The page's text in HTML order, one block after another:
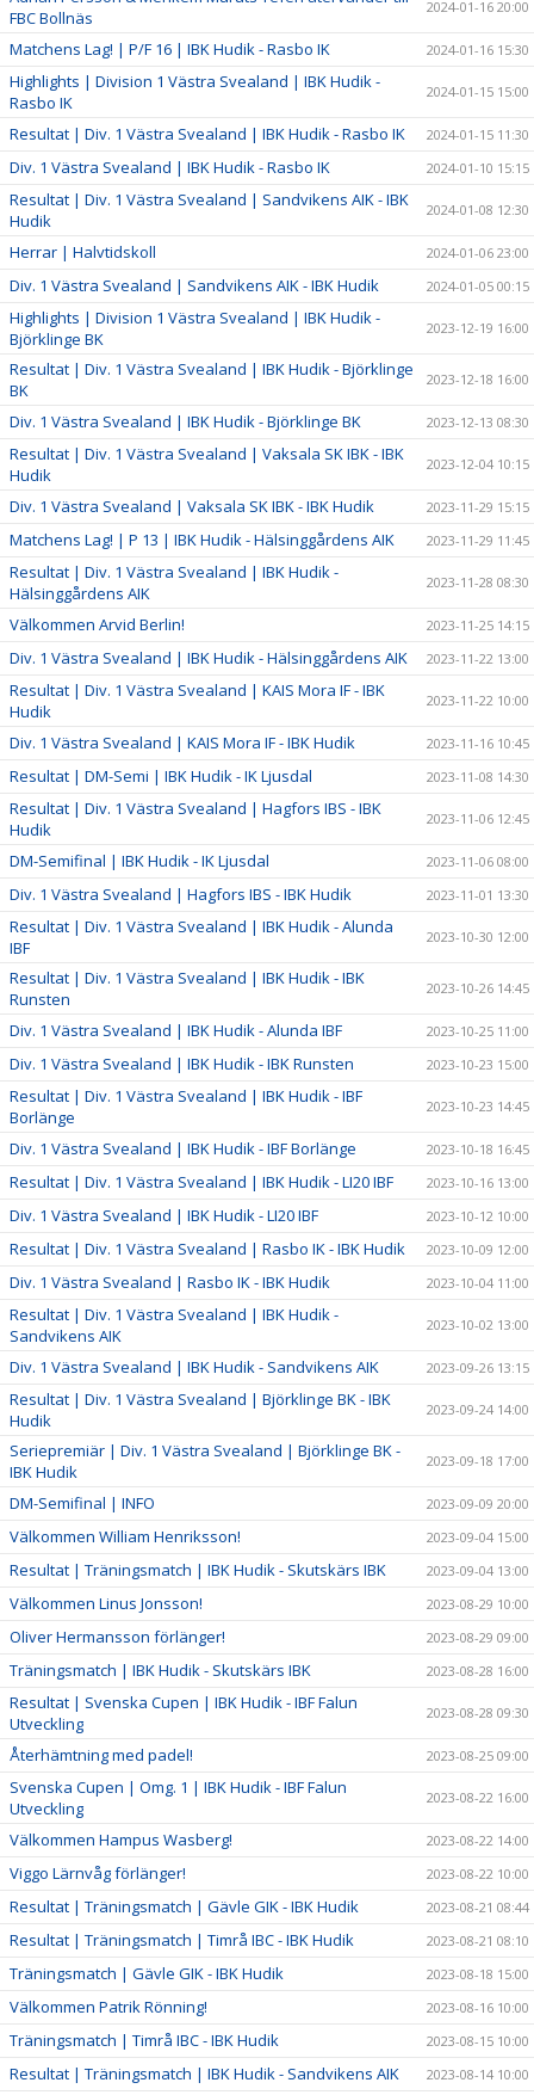
FBC Bollnäs
2024-01-16 20:00
Matchens Lag! | P/F 16 | IBK Hudik - Rasbo IK 2024-01-16 15:30
Highlights | Division 1 Västra Svealand | IBK Hudik -
Rasbo IK
2024-01-15 15:00
Resultat | Div. 1 Västra Svealand | IBK Hudik - Rasbo IK 2024-01-15 11:30
Div. 1 Västra Svealand | IBK Hudik - Rasbo IK 2024-01-10 15:15
Resultat | Div. 1 Västra Svealand | Sandvikens AIK - IBK
Hudik
2024-01-08 12:30
Herrar | Halvtidskoll 2024-01-06 23:00
Div. 1 Västra Svealand | Sandvikens AIK - IBK Hudik 2024-01-05 00:15
Highlights | Division 1 Västra Svealand | IBK Hudik -
Björklinge BK
2023-12-19 16:00
Resultat | Div. 1 Västra Svealand | IBK Hudik - Björklinge
BK
2023-12-18 16:00
Div. 1 Västra Svealand | IBK Hudik - Björklinge BK 2023-12-13 08:30
Resultat | Div. 1 Västra Svealand | Vaksala SK IBK - IBK
Hudik
2023-12-04 10:15
Div. 1 Västra Svealand | Vaksala SK IBK - IBK Hudik 2023-11-29 15:15
Matchens Lag! | P 13 | IBK Hudik - Hälsinggårdens AIK 2023-11-29 11:45
Resultat | Div. 1 Västra Svealand | IBK Hudik -
Hälsinggårdens AIK
2023-11-28 08:30
Välkommen Arvid Berlin! 2023-11-25 14:15
Div. 1 Västra Svealand | IBK Hudik - Hälsinggårdens AIK 2023-11-22 13:00
Resultat | Div. 1 Västra Svealand | KAIS Mora IF - IBK
Hudik
2023-11-22 10:00
Div. 1 Västra Svealand | KAIS Mora IF - IBK Hudik 2023-11-16 10:45
Resultat | DM-Semi | IBK Hudik - IK Ljusdal 2023-11-08 14:30
Resultat | Div. 1 Västra Svealand | Hagfors IBS - IBK
Hudik
2023-11-06 12:45
DM-Semifinal | IBK Hudik - IK Ljusdal 2023-11-06 08:00
Div. 1 Västra Svealand | Hagfors IBS - IBK Hudik 2023-11-01 13:30
Resultat | Div. 1 Västra Svealand | IBK Hudik - Alunda
IBF
2023-10-30 12:00
Resultat | Div. 1 Västra Svealand | IBK Hudik - IBK
Runsten
2023-10-26 14:45
Div. 1 Västra Svealand | IBK Hudik - Alunda IBF 2023-10-25 11:00
Div. 1 Västra Svealand | IBK Hudik - IBK Runsten 2023-10-23 15:00
Resultat | Div. 1 Västra Svealand | IBK Hudik - IBF
Borlänge
2023-10-23 14:45
Div. 1 Västra Svealand | IBK Hudik - IBF Borlänge 2023-10-18 16:45
Resultat | Div. 1 Västra Svealand | IBK Hudik - LI20 IBF 2023-10-16 13:00
Div. 1 Västra Svealand | IBK Hudik - LI20 IBF 2023-10-12 10:00
Resultat | Div. 1 Västra Svealand | Rasbo IK - IBK Hudik 2023-10-09 12:00
Div. 1 Västra Svealand | Rasbo IK - IBK Hudik 2023-10-04 11:00
Resultat | Div. 1 Västra Svealand | IBK Hudik -
Sandvikens AIK
2023-10-02 13:00
Div. 1 Västra Svealand | IBK Hudik - Sandvikens AIK 2023-09-26 13:15
Resultat | Div. 1 Västra Svealand | Björklinge BK - IBK
Hudik
2023-09-24 14:00
Seriepremiär | Div. 1 Västra Svealand | Björklinge BK -
IBK Hudik
2023-09-18 17:00
DM-Semifinal | INFO 2023-09-09 20:00
Välkommen William Henriksson! 2023-09-04 15:00
Resultat | Träningsmatch | IBK Hudik - Skutskärs IBK 2023-09-04 13:00
Välkommen Linus Jonsson! 2023-08-29 10:00
Oliver Hermansson förlänger! 2023-08-29 09:00
Träningsmatch | IBK Hudik - Skutskärs IBK 2023-08-28 16:00
Resultat | Svenska Cupen | IBK Hudik - IBF Falun
Utveckling
2023-08-28 09:30
Återhämtning med padel! 2023-08-25 09:00
Svenska Cupen | Omg. 1 | IBK Hudik - IBF Falun
Utveckling
2023-08-22 16:00
Välkommen Hampus Wasberg! 2023-08-22 14:00
Viggo Lärnvåg förlänger! 2023-08-22 10:00
Resultat | Träningsmatch | Gävle GIK - IBK Hudik 2023-08-21 08:44
Resultat | Träningsmatch | Timrå IBC - IBK Hudik 2023-08-21 08:10
Träningsmatch | Gävle GIK - IBK Hudik 2023-08-18 15:00
Välkommen Patrik Rönning! 2023-08-16 10:00
Träningsmatch | Timrå IBC - IBK Hudik 2023-08-15 10:00
Resultat | Träningsmatch | IBK Hudik - Sandvikens AIK 2023-08-14 10:00